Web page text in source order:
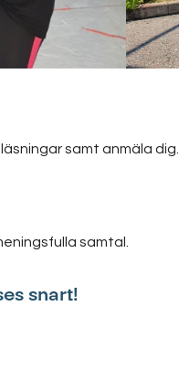
samt anmäla dig.
samtal.
snart!